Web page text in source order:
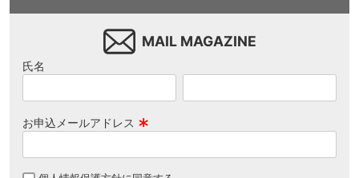
MAIL MAGAZINE
氏名
お申込メールアドレス